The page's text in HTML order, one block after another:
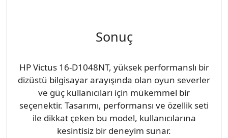
Sonuç
HP Victus 16-D1048NT, yüksek performanslı bir
dizüstü bilgisayar arayışında olan oyun severler
ve güç kullanıcıları için mükemmel bir
seçenektir. Tasarımı, performansı ve özellik seti
ile dikkat çeken bu model, kullanıcılarına
kesintisiz bir deneyim sunar.